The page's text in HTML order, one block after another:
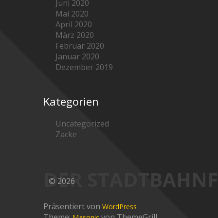
Juni 2020
Mai 2020
April 2020
März 2020
Februar 2020
Januar 2020
Dezember 2019
Kategorien
Uncategorized
Zacke
DER
© 2026
Präsentiert von WordPress